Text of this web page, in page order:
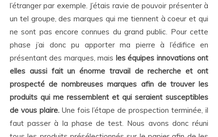
l’étranger par exemple. J’étais ravie de pouvoir présenter à
un tel groupe, des marques qui me tiennent à coeur et qui
ne sont pas encore connues du grand public. Pour cette
phase j’ai donc pu apporter ma pierre à l’édifice en
présentant des marques, mais les équipes innovations ont
elles aussi fait un énorme travail de recherche et ont
prospecté de nombreuses marques afin de trouver les
produits qui me ressemblent et qui seraient susceptibles
de vous plaire.Une fois l’étape de prospection terminée, il
faut passer à la phase de test. Nous avons donc réuni